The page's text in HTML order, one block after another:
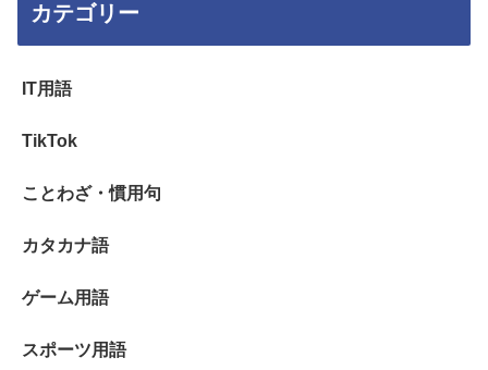
カテゴリー
IT用語
TikTok
ことわざ・慣用句
カタカナ語
ゲーム用語
スポーツ用語